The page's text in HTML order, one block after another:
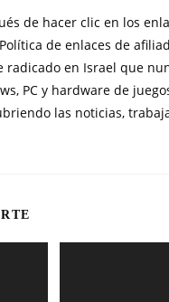
de hacer clic en los
de enlaces de
en Israel que
PC y hardware de
las noticias,